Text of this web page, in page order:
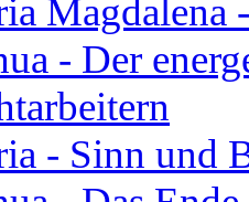
Magdalena
- Der
- Sinn und